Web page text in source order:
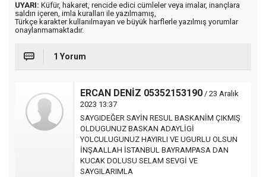
UYARI: Küfür, hakaret, rencide edici cümleler veya imalar, inançlara
saldırı içeren, imla kuralları ile yazılmamış,
Türkçe karakter kullanılmayan ve büyük harflerle yazılmış yorumlar
onaylanmamaktadır.
1 Yorum
ERCAN DENİZ 05352153190 / 23 Aralık
2023 13:37
SAYGIDEĞER SAYİN RESUL BASKANİM ÇIKMIŞ
OLDUGUNUZ BASKAN ADAYLİGİ
YOLCULUGUNUZ HAYIRLI VE UGURLU OLSUN
İNŞAALLAH İSTANBUL BAYRAMPASA DAN
KUCAK DOLUSU SELAM SEVGİ VE
SAYGILARIMLA